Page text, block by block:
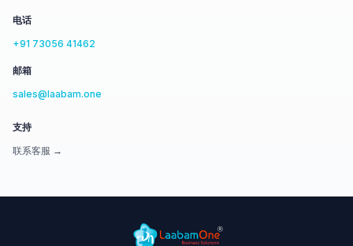
电话
+91 73056 41462
邮箱
sales@laabam.one
支持
联系客服 →